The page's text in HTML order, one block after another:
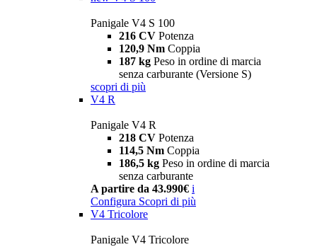
Panigale V4 S 100
216 CV Potenza
120,9 Nm Coppia
187 kg Peso in ordine di marcia
senza carburante (Versione S)
scopri di più
V4 R
Panigale V4 R
218 CV Potenza
114,5 Nm Coppia
186,5 kg Peso in ordine di marcia
senza carburante
A partire da 43.990€ i
Configura Scopri di più
V4 Tricolore
Panigale V4 Tricolore